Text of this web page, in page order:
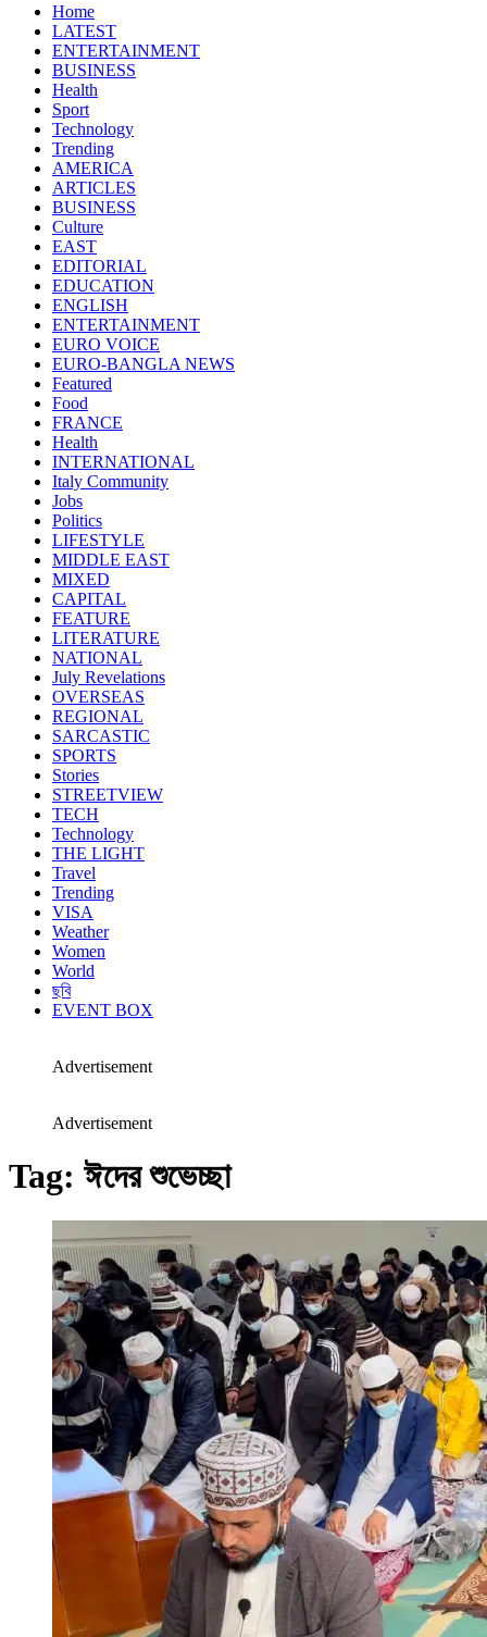
Home
LATEST
ENTERTAINMENT
BUSINESS
Health
Sport
Technology
Trending
AMERICA
ARTICLES
BUSINESS
Culture
EAST
EDITORIAL
EDUCATION
ENGLISH
ENTERTAINMENT
EURO VOICE
EURO-BANGLA NEWS
Featured
Food
FRANCE
Health
INTERNATIONAL
Italy Community
Jobs
Politics
LIFESTYLE
MIDDLE EAST
MIXED
CAPITAL
FEATURE
LITERATURE
NATIONAL
July Revelations
OVERSEAS
REGIONAL
SARCASTIC
SPORTS
Stories
STREETVIEW
TECH
Technology
THE LIGHT
Travel
Trending
VISA
Weather
Women
World
ছবি
EVENT BOX
Advertisement
Advertisement
Tag: ঈদের শুভেচ্ছা